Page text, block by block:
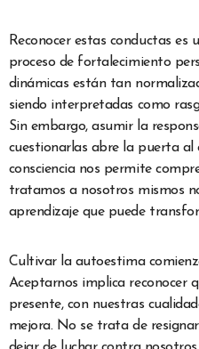
Reconocer estas conductas
proceso de fortalecimiento
dinámicas están tan
siendo interpretadas como
Sin embargo, asumir la
cuestionarlas abre la puerta
consciencia nos permite
tratamos a nosotros mismos
aprendizaje que puede
Cultivar la autoestima
Aceptarnos implica reconocer
presente, con nuestras
mejora. No se trata de